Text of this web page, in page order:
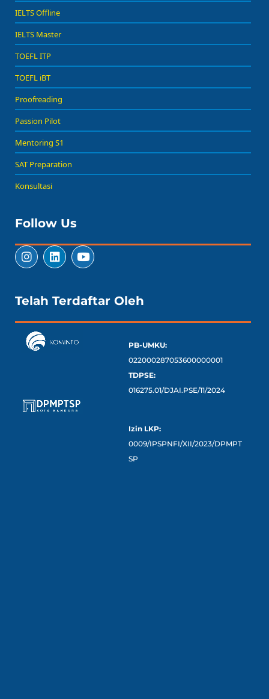
IELTS Offline
IELTS Master
TOEFL ITP
TOEFL iBT
Proofreading
Passion Pilot
Mentoring S1
SAT Preparation
Konsultasi
Follow Us
Telah Terdaftar Oleh
PB-UMKU:
022000287053600000001
TDPSE:
016275.01/DJAI.PSE/11/2024
Izin LKP:
0009/IPSPNFI/XII/2023/DPMPT
SP